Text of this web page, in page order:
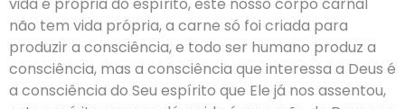
não tem vida própria, a carne só foi criada para
produzir a consciência, e todo ser humano produz a
consciência, mas a consciência que interessa a Deus é
a consciência do Seu espírito que Ele já nos assentou,